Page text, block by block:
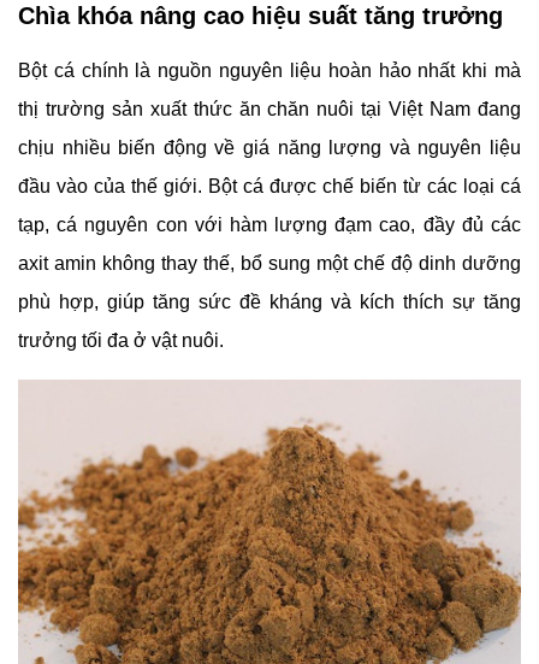
Chìa khóa nâng cao hiệu suất tăng trưởng
Bột cá chính là nguồn nguyên liệu hoàn hảo nhất khi mà
thị trường sản xuất thức ăn chăn nuôi tại Việt Nam đang
chịu nhiều biến động về giá năng lượng và nguyên liệu
đầu vào của thế giới. Bột cá được chế biến từ các loại cá
tạp, cá nguyên con với hàm lượng đạm cao, đầy đủ các
axit amin không thay thế, bổ sung một chế độ dinh dưỡng
phù hợp, giúp tăng sức đề kháng và kích thích sự tăng
trưởng tối đa ở vật nuôi.